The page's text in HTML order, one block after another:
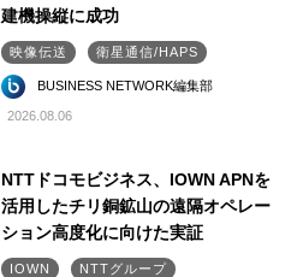
建機操縦に成功
映像伝送 衛星通信/HAPS
BUSINESS NETWORK編集部
2026.08.06
NTTドコモビジネス、IOWN APNを
活用したチリ銅鉱山の遠隔オペレー
ション高度化に向けた実証
IOWN NTTグループ